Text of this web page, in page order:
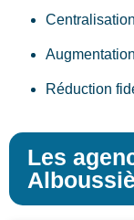
Réduction
Les